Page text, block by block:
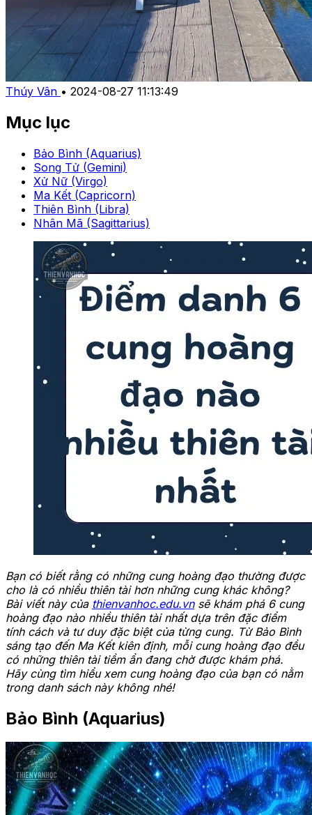
Thúy Vân • 2024-08-27 11:13:49
Mục lục
Bảo Bình (Aquarius)
Song Tử (Gemini)
Xử Nữ (Virgo)
Ma Kết (Capricorn)
Thiên Bình (Libra)
Nhân Mã (Sagittarius)
Bạn có biết rằng có những cung hoàng đạo thường được
cho là có nhiều thiên tài hơn những cung khác không?
Bài viết này của thienvanhoc.edu.vnsẽ khám phá 6 cung
hoàng đạo nào nhiều thiên tài nhất dựa trên đặc điểm
tính cách và tư duy đặc biệt của từng cung. Từ Bảo Bình
sáng tạo đến Ma Kết kiên định, mỗi cung hoàng đạo đều
có những thiên tài tiềm ẩn đang chờ được khám phá.
Hãy cùng tìm hiểu xem cung hoàng đạo của bạn có nằm
trong danh sách này không nhé!
Bảo Bình (Aquarius)